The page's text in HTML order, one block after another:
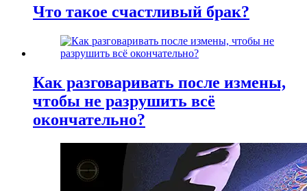
Что такое счастливый брак?
Как разговаривать после измены,
чтобы не разрушить всё
окончательно?